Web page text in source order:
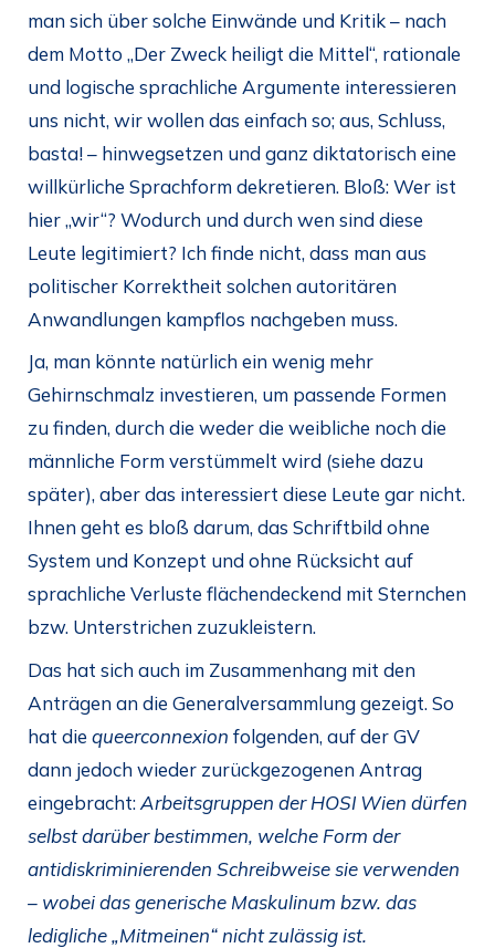
man sich über solche Einwände und Kritik – nach
dem Motto „Der Zweck heiligt die Mittel“, rationale
und logische sprachliche Argumente interessieren
uns nicht, wir wollen das einfach so; aus, Schluss,
basta! – hinwegsetzen und ganz diktatorisch eine
willkürliche Sprachform dekretieren. Bloß: Wer ist
hier „wir“? Wodurch und durch wen sind diese
Leute legitimiert? Ich finde nicht, dass man aus
politischer Korrektheit solchen autoritären
Anwandlungen kampflos nachgeben muss.
Ja, man könnte natürlich ein wenig mehr
Gehirnschmalz investieren, um passende Formen
zu finden, durch die weder die weibliche noch die
männliche Form verstümmelt wird (siehe dazu
später), aber das interessiert diese Leute gar nicht.
Ihnen geht es bloß darum, das Schriftbild ohne
System und Konzept und ohne Rücksicht auf
sprachliche Verluste flächendeckend mit Sternchen
bzw. Unterstrichen zuzukleistern.
Das hat sich auch im Zusammenhang mit den
Anträgen an die Generalversammlung gezeigt. So
hat die queerconnexion folgenden, auf der GV
dann jedoch wieder zurückgezogenen Antrag
eingebracht:Arbeitsgruppen der HOSI Wien dürfen
selbst darüber bestimmen, welche Form der
antidiskriminierenden Schreibweise sie verwenden
– wobei das generische Maskulinum bzw. das
ledigliche „Mitmeinen“ nicht zulässig ist.